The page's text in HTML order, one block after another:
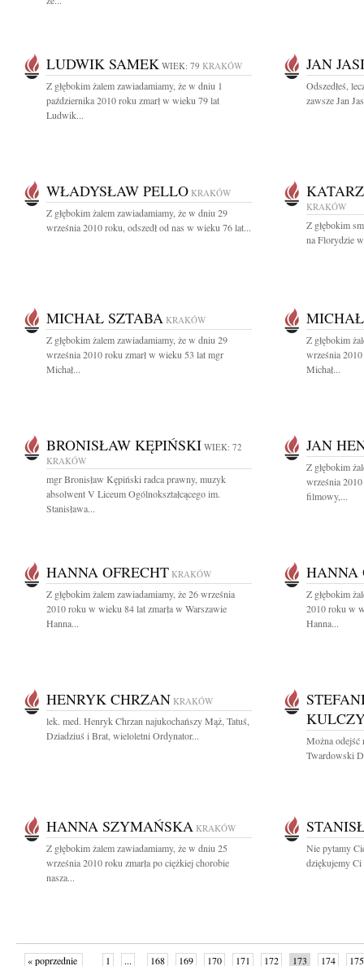
LUDWIK SAMEK WIEK: 79 KRAKÓW
Z głębokim żalem zawiadamiamy, że w dniu 1
października 2010 roku zmarł w wieku 79 lat
Ludwik...
JAN
Odszedłeś,
zawsze Jan
WŁADYSŁAW PELLO KRAKÓW
Z głębokim żalem zawiadamiamy, że w dniu 29
września 2010 roku, odszedł od nas w wieku 76 lat...
KRAKÓW
Z głębokim
na Florydzie
MICHAŁ SZTABA KRAKÓW
Z głębokim żalem zawiadamiamy, że w dniu 29
września 2010 roku zmarł w wieku 53 lat mgr
Michał...
Z głębokim
września
Michał...
BRONISŁAW KĘPIŃSKI WIEK: 72
KRAKÓW
mgr Bronisław Kępiński radca prawny, muzyk
absolwent V Liceum Ogólnokształcącego im.
Stanisława...
JAN
Z głębokim
września
filmowy,...
HANNA OFRECHT KRAKÓW
Z głębokim żalem zawiadamiamy, że 26 września
2010 roku w wieku 84 lat zmarła w Warszawie
Hanna...
HANNA
Z głębokim
2010 roku w
Hanna...
HENRYK CHRZAN KRAKÓW
lek. med. Henryk Chrzan najukochańszy Mąż, Tatuś,
Dziadziuś i Brat, wieloletni Ordynator...
Można odejść
Twardowski
HANNA SZYMAŃSKA KRAKÓW
Z głębokim żalem zawiadamiamy, że w dniu 25
września 2010 roku zmarła po ciężkiej chorobie
nasza...
Nie pytamy
dziękujemy Ci
« poprzednie 1 ... 168 169 170 171 172 173 174 175